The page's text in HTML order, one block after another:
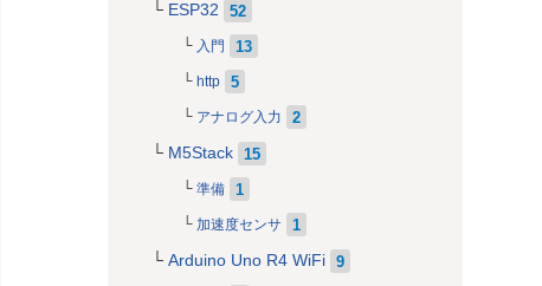
ESP32 52
入門 13
http 5
アナログ入力 2
M5Stack 15
準備 1
加速度センサ 1
Arduino Uno R4 WiFi 9